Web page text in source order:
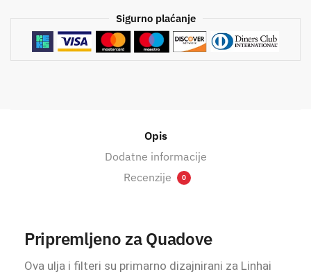
Sigurno plaćanje
Opis
Dodatne informacije
Recenzije
0
Pripremljeno za Quadove
Ova ulja i filteri su primarno dizajnirani za Linhai